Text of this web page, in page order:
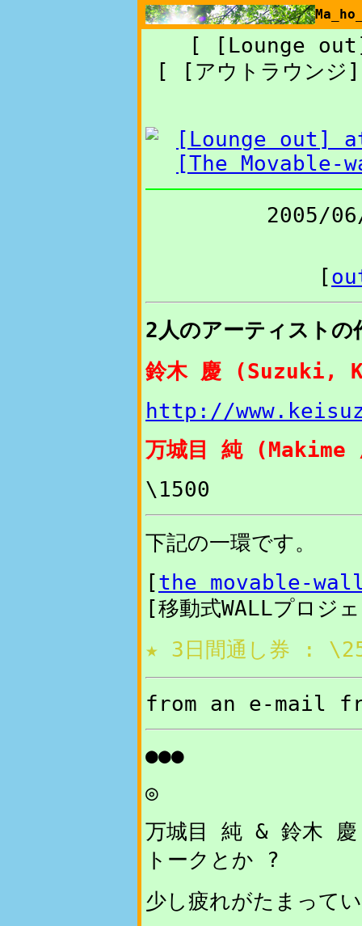
[ [Lounge
[ [アウトラウンジ
2005/
[
2人のアーティストの
鈴木 慶 (Suzuki,
http://
万城目 純
\1500
下記の一環です。
[the movable-
[移動式WALLプロジ
★ 3日間通し券 :
from an e-mail
●●●
◎
万城目 純 & 鈴木 慶
トークとか ?
少し疲れがたまって